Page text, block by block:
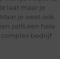
laat maar je
je weet ook
zelfs een hele
complex bedrijf